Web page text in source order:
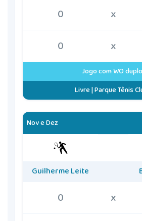
0 x
0
x
Jogo com WO
Livre | Parque Tênis
Nov e Dez
Guilherme Leite
0 x